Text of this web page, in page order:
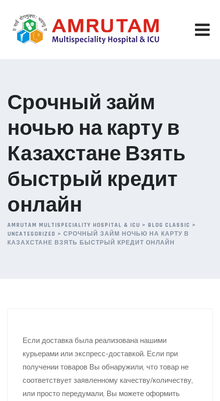
content
Срочный займ
ночью на карту в
Казахстане Взять
быстрый кредит
онлайн
AMRUTAM MULTISPECIALITY HOSPITAL & ICU > BLOG CLASSIC >
UNCATEGORIZED > СРОЧНЫЙ ЗАЙМ НОЧЬЮ НА КАРТУ В
КАЗАХСТАНЕ ВЗЯТЬ БЫСТРЫЙ КРЕДИТ ОНЛАЙН
Если доставка была реализована нашими
курьерами или экспресс-доставкой. Если при
получении товаров Вы обнаружили, что товар не
соответствует заявленному качеству/количеству,
или просто передумали, Вы можете оформить